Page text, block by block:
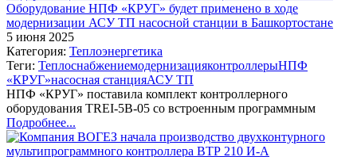
Оборудование НПФ «КРУГ» будет применено в ходе
модернизации АСУ ТП насосной станции в Башкортостане
5 июня 2025
Категория: Теплоэнергетика
Теги: ТеплоснабжениемодернизацияконтроллерыНПФ
«КРУГ»насосная станцияАСУ ТП
НПФ «КРУГ» поставила комплект контроллерного
оборудования TREI-5B-05 со встроенным программным
Подробнее...